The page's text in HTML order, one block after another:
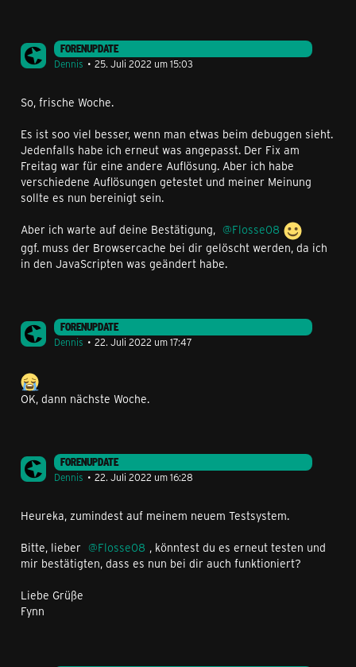
FORENUPDATE
Dennis
25. Juli 2022 um 15:03
So, frische Woche.
Es ist soo viel besser, wenn man etwas beim debuggen sieht.
Jedenfalls habe ich erneut was angepasst. Der Fix am
Freitag war für eine andere Auflösung. Aber ich habe
verschiedene Auflösungen getestet und meiner Meinung
sollte es nun bereinigt sein.
Aber ich warte auf deine Bestätigung,
Flosse08
ggf. muss der Browsercache bei dir gelöscht werden, da ich
in den JavaScripten was geändert habe.
FORENUPDATE
Dennis
22. Juli 2022 um 17:47
OK, dann nächste Woche.
FORENUPDATE
Dennis
22. Juli 2022 um 16:28
Heureka, zumindest auf meinem neuem Testsystem.
Bitte, lieber Flosse08 , könntest du es erneut testen und
mir bestätigten, dass es nun bei dir auch funktioniert?
Liebe Grüße
Fynn